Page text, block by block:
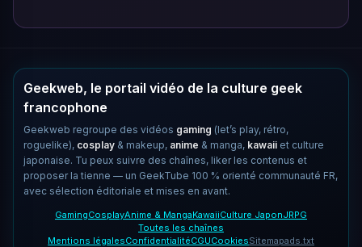
Geekweb, le portail vidéo de la culture geek
francophone
Geekweb regroupe des vidéos gaming (let’s play, rétro,
roguelike), cosplay & makeup, anime & manga, kawaii et culture
japonaise. Tu peux suivre des chaînes, liker les contenus et
proposer la tienne — un GeekTube 100 % orienté communauté FR,
avec sélection éditoriale et mises en avant.
GamingCosplayAnime & MangaKawaiiCulture JaponJRPG
Toutes les chaînes
Mentions légalesConfidentialitéCGUCookiesSitemapads.txt